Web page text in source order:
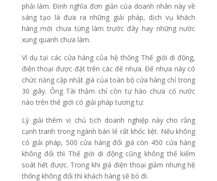
phải làm. Định nghĩa đơn giản của doanh nhân này về
sáng tạo là đưa ra những giải pháp, dịch vụ khách
hàng mới chưa từng làm trước đây hay những nước
xung quanh chưa làm.
Ví dụ tại các cửa hàng của hệ thống Thế giới di động,
điện thoại được đặt trên các đế nhựa. Đế nhựa này có
chức năng cập nhật giá của toàn bộ cửa hàng chỉ trong
30 giây. Ông Tài thậm chí còn tự hào chưa có nước
nào trên thế giới có giải pháp tương tự.
Lý giải thêm vị chủ tịch doanh nghiệp này cho rằng
cạnh tranh trong ngành bán lẻ rất khốc liệt. Nếu không
có giải pháp, 500 cửa hàng đổi giá còn 450 cửa hàng
không đổi thì Thế giới di động cũng không thể kiểm
soát hết được. Trong khi giá điện thoại giảm nhưng hệ
thống không đổi thì khách hàng sẽ bỏ đi.